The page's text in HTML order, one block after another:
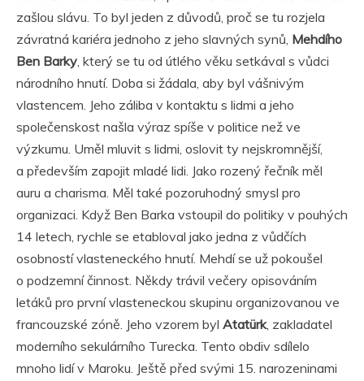
zašlou slávu. To byl jeden z důvodů, proč se tu rozjela
závratná kariéra jednoho z jeho slavných synů, Mehdího
Ben Barky, který se tu od útlého věku setkával s vůdci
národního hnutí. Doba si žádala, aby byl vášnivým
vlastencem. Jeho záliba v kontaktu s lidmi a jeho
společenskost našla výraz spíše v politice než ve
výzkumu. Uměl mluvit s lidmi, oslovit ty nejskromnější,
a především zapojit mladé lidi. Jako rozený řečník měl
auru a charisma. Měl také pozoruhodný smysl pro
organizaci. Když Ben Barka vstoupil do politiky v pouhých
14 letech, rychle se etabloval jako jedna z vůdčích
osobností vlasteneckého hnutí. Mehdí se už pokoušel
o podzemní činnost. Někdy trávil večery opisováním
letáků pro první vlasteneckou skupinu organizovanou ve
francouzské zóně. Jeho vzorem byl Atatürk, zakladatel
moderního sekulárního Turecka. Tento obdiv sdílelo
mnoho lidí v Maroku. Ještě před svými 15. narozeninami